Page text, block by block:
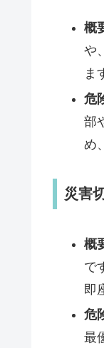
概
や
ま
危
部
め
災害
概
で
即
危
最